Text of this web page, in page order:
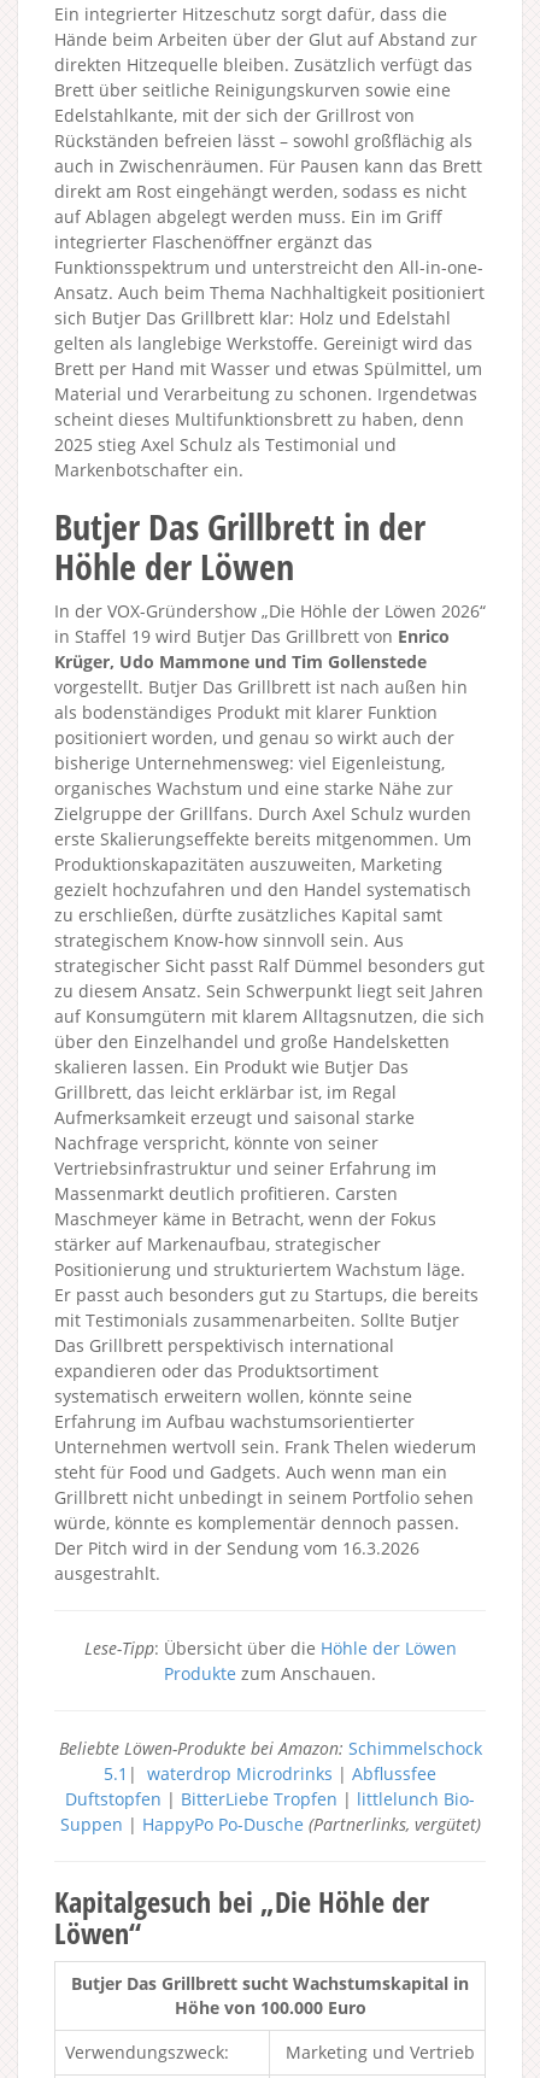
Ein integrierter Hitzeschutz sorgt dafür, dass die
Hände beim Arbeiten über der Glut auf Abstand zur
direkten Hitzequelle bleiben. Zusätzlich verfügt das
Brett über seitliche Reinigungskurven sowie eine
Edelstahlkante, mit der sich der Grillrost von
Rückständen befreien lässt – sowohl großflächig als
auch in Zwischenräumen. Für Pausen kann das Brett
direkt am Rost eingehängt werden, sodass es nicht
auf Ablagen abgelegt werden muss. Ein im Griff
integrierter Flaschenöffner ergänzt das
Funktionsspektrum und unterstreicht den All-in-one-
Ansatz. Auch beim Thema Nachhaltigkeit positioniert
sich Butjer Das Grillbrett klar: Holz und Edelstahl
gelten als langlebige Werkstoffe. Gereinigt wird das
Brett per Hand mit Wasser und etwas Spülmittel, um
Material und Verarbeitung zu schonen. Irgendetwas
scheint dieses Multifunktionsbrett zu haben, denn
2025 stieg Axel Schulz als Testimonial und
Markenbotschafter ein.
Butjer Das Grillbrett in der
Höhle der Löwen
In der VOX-Gründershow „Die Höhle der Löwen 2026“
in Staffel 19 wird Butjer Das Grillbrett von Enrico
Krüger, Udo Mammone und Tim Gollenstede
vorgestellt. Butjer Das Grillbrett ist nach außen hin
als bodenständiges Produkt mit klarer Funktion
positioniert worden, und genau so wirkt auch der
bisherige Unternehmensweg: viel Eigenleistung,
organisches Wachstum und eine starke Nähe zur
Zielgruppe der Grillfans. Durch Axel Schulz wurden
erste Skalierungseffekte bereits mitgenommen. Um
Produktionskapazitäten auszuweiten, Marketing
gezielt hochzufahren und den Handel systematisch
zu erschließen, dürfte zusätzliches Kapital samt
strategischem Know-how sinnvoll sein. Aus
strategischer Sicht passt Ralf Dümmel besonders gut
zu diesem Ansatz. Sein Schwerpunkt liegt seit Jahren
auf Konsumgütern mit klarem Alltagsnutzen, die sich
über den Einzelhandel und große Handelsketten
skalieren lassen. Ein Produkt wie Butjer Das
Grillbrett, das leicht erklärbar ist, im Regal
Aufmerksamkeit erzeugt und saisonal starke
Nachfrage verspricht, könnte von seiner
Vertriebsinfrastruktur und seiner Erfahrung im
Massenmarkt deutlich profitieren. Carsten
Maschmeyer käme in Betracht, wenn der Fokus
stärker auf Markenaufbau, strategischer
Positionierung und strukturiertem Wachstum läge.
Er passt auch besonders gut zu Startups, die bereits
mit Testimonials zusammenarbeiten. Sollte Butjer
Das Grillbrett perspektivisch international
expandieren oder das Produktsortiment
systematisch erweitern wollen, könnte seine
Erfahrung im Aufbau wachstumsorientierter
Unternehmen wertvoll sein. Frank Thelen wiederum
steht für Food und Gadgets. Auch wenn man ein
Grillbrett nicht unbedingt in seinem Portfolio sehen
würde, könnte es komplementär dennoch passen.
Der Pitch wird in der Sendung vom 16.3.2026
ausgestrahlt.
Lese-Tipp: Übersicht über die Höhle der Löwen
Produkte zum Anschauen.
Beliebte Löwen-Produkte bei Amazon: Schimmelschock
5.1 | waterdrop Microdrinks | Abflussfee
Duftstopfen | BitterLiebe Tropfen | littlelunch Bio-
Suppen | HappyPo Po-Dusche (Partnerlinks, vergütet)
Kapitalgesuch bei „Die Höhle der
Löwen“
Butjer Das Grillbrett sucht Wachstumskapital in
Höhe von 100.000 Euro
Verwendungszweck:
Marketing und Vertrieb